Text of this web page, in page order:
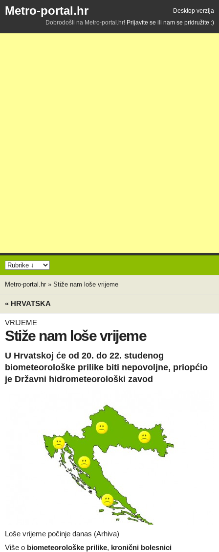
Metro-portal.hr
Desktop verzija
Dobrodošli na Metro-portal.hr! Prijavite se ili nam se pridružite :)
Metro-portal.hr » Stiže nam loše vrijeme
« HRVATSKA
VRIJEME
Stiže nam loše vrijeme
U Hrvatskoj će od 20. do 22. studenog
biometeorološke prilike biti nepovoljne, priopćio
je Državni hidrometeorološki zavod
Loše vrijeme počinje danas (Arhiva)
Više o biometeorološke prilike, kronični bolesnici